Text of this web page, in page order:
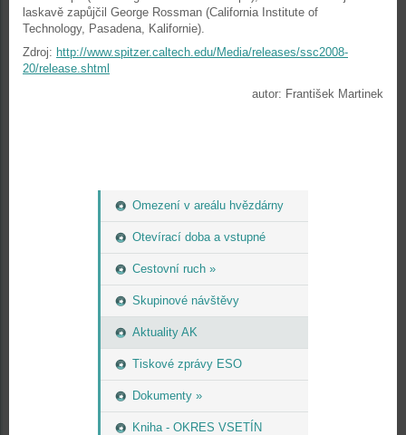
Omezení v areálu hvězdárny
Otevírací doba a vstupné
Cestovní ruch »
Skupinové návštěvy
Aktuality AK
Tiskové zprávy ESO
Dokumenty »
Kniha - OKRES VSETÍN
laskavě zapůjčil George Rossman (California Institute of
Technology, Pasadena, Kalifornie).
Zdroj: http://www.spitzer.caltech.edu/Media/releases/ssc2008-
20/release.shtml
autor: František Martinek